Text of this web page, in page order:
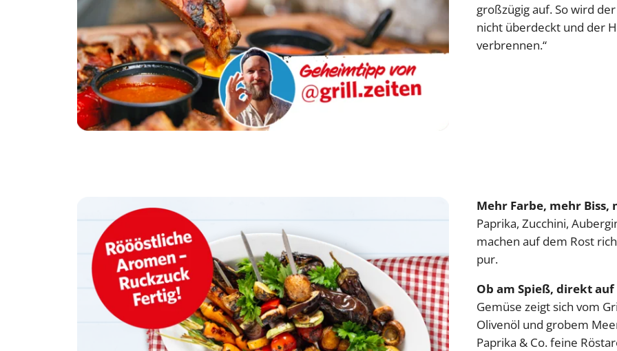
großzügig auf. So wird
nicht überdeckt und der
verbrennen.“
Mehr Farbe, mehr
Paprika, Zucchini,
machen auf dem Rost
pur.
Ob am Spieß, direkt
Gemüse zeigt sich vom
Olivenöl und grobem
Paprika & Co. feine